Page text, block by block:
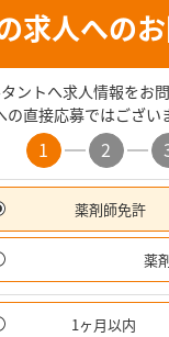
求人への
ントへ求人情報をお
の直接応募ではござい
1 2
薬剤師免許
薬
1ヶ月以内